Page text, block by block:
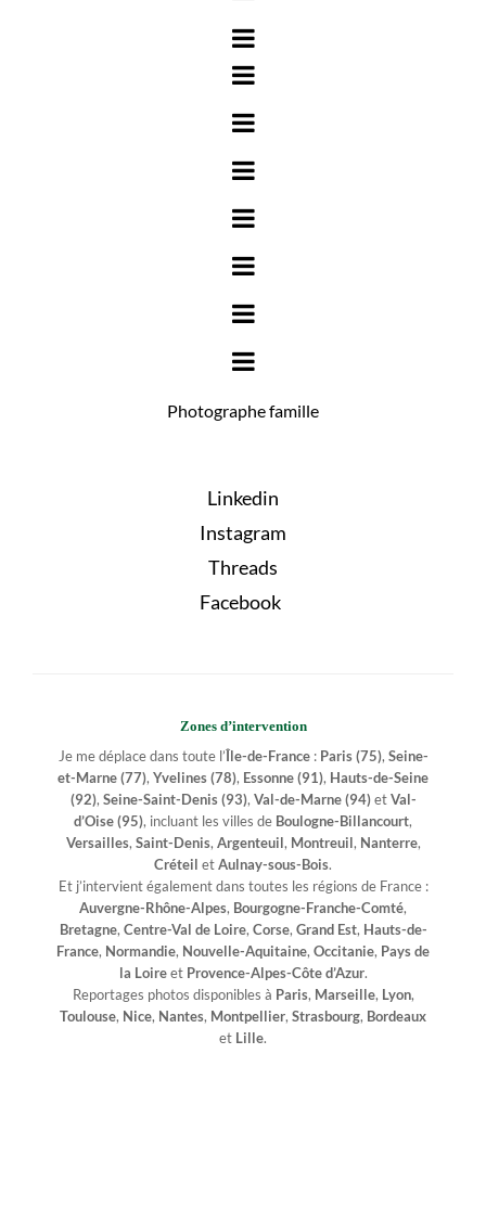
Photographe famille
Linkedin
Instagram
Threads
Facebook
Zones d’intervention
Je me déplace dans toute l’Île-de-France: Paris (75), Seine-
et-Marne (77), Yvelines (78), Essonne (91), Hauts-de-Seine
(92), Seine-Saint-Denis (93), Val-de-Marne (94)etVal-
d’Oise (95), incluant les villes de Boulogne-Billancourt,
Versailles, Saint-Denis, Argenteuil, Montreuil, Nanterre,
Créteil etAulnay-sous-Bois.
Et j’intervient également dans toutes les régions de France :
Auvergne-Rhône-Alpes, Bourgogne-Franche-Comté,
Bretagne, Centre-Val de Loire, Corse, Grand Est, Hauts-de-
France, Normandie, Nouvelle-Aquitaine, Occitanie, Pays de
la Loireet Provence-Alpes-Côte d’Azur.
Reportages photos disponibles à Paris, Marseille, Lyon,
Toulouse, Nice, Nantes, Montpellier, Strasbourg, Bordeaux
et Lille.